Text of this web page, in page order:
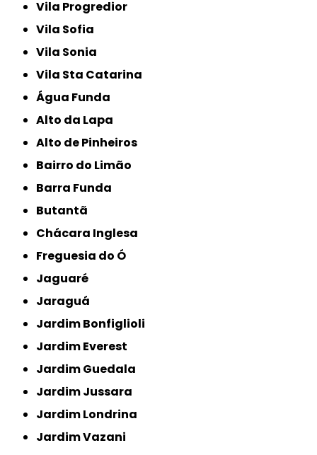
Vila Progredior
Vila Sofia
Vila Sonia
Vila Sta Catarina
Água Funda
Alto da Lapa
Alto de Pinheiros
Bairro do Limão
Barra Funda
Butantã
Chácara Inglesa
Freguesia do Ó
Jaguaré
Jaraguá
Jardim Bonfiglioli
Jardim Everest
Jardim Guedala
Jardim Jussara
Jardim Londrina
Jardim Vazani